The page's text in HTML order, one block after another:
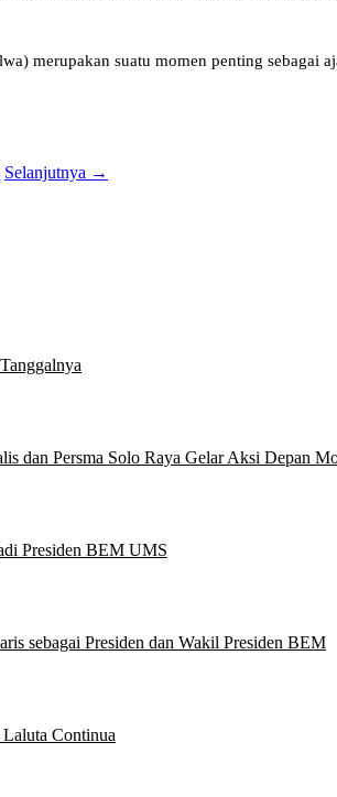
merupakan suatu momen penting sebagai
Selanjutnya →
dan Persma Solo Raya Gelar Aksi Depan
Presiden BEM UMS
sebagai Presiden dan Wakil Presiden BEM
Continua